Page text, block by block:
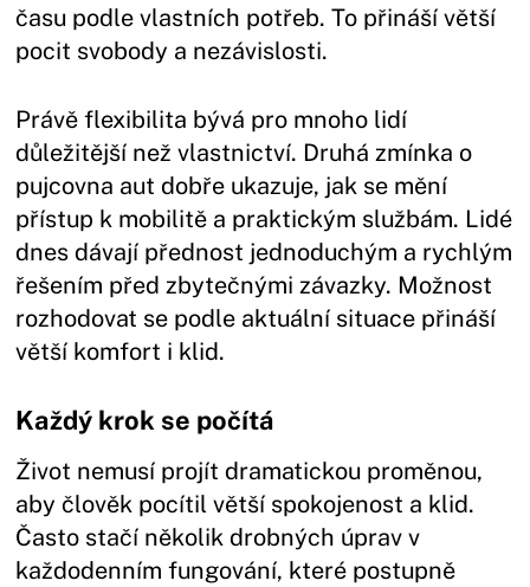
času podle vlastních potřeb. To přináší větší
pocit svobody a nezávislosti.
Právě flexibilita bývá pro mnoho lidí
důležitější než vlastnictví. Druhá zmínka o
pujcovna aut dobře ukazuje, jak se mění
přístup k mobilitě a praktickým službám. Lidé
dnes dávají přednost jednoduchým a rychlým
řešením před zbytečnými závazky. Možnost
rozhodovat se podle aktuální situace přináší
větší komfort i klid.
Každý krok se počítá
Život nemusí projít dramatickou proměnou,
aby člověk pocítil větší spokojenost a klid.
Často stačí několik drobných úprav v
každodenním fungování, které postupně